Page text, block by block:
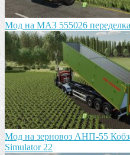
Мод на МАЗ 555026
Мод на зeрновоз АНП-55
Simulator 22